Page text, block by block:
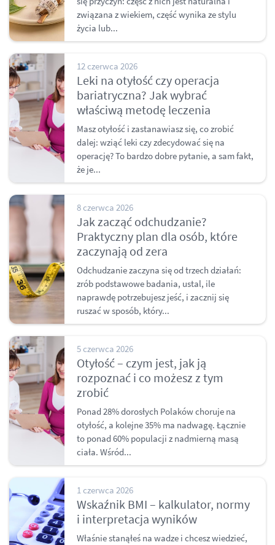
związana z wiekiem, część wynika ze stylu
życia lub...
12 czerwca 2026
Leki na otyłość czy operacja
bariatryczna? Jak wybrać
właściwą metodę leczenia
Masz otyłość i zastanawiasz się, co zrobić
dalej: wziąć leki czy zdecydować się na
operację? To bardzo dobre pytanie, a sam fakt,
że je...
8 czerwca 2026
Jak zacząć odchudzanie?
Praktyczny plan dla osób, które
zaczynają od zera
Odchudzanie zaczyna się od trzech działań:
zrób podstawowe badania, ustal, ile
naprawdę potrzebujesz jeść, i zacznij się
ruszać w sposób, który...
5 czerwca 2026
Otyłość – czym jest, jak ją
rozpoznać i co możesz z tym
zrobić
Ponad 28% dorosłych Polaków choruje na
otyłość, a kolejne 35% ma nadwagę. Łącznie
to ponad 60% populacji z nadmierną masą
ciała. Wśród...
1 czerwca 2026
Wskaźnik BMI – kalkulator, normy
i interpretacja wyników
Właśnie stanąłeś na wadze i chcesz wiedzieć,